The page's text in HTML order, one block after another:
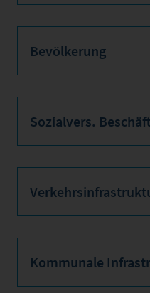
Bevölkerung
Sozialvers.
Kommunale